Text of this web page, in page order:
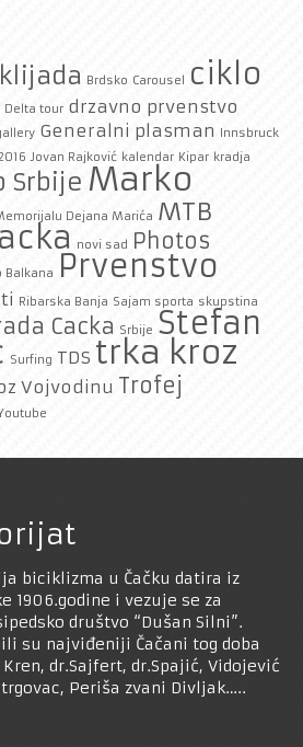
Brdsko Carousel ciklo
Delta tour drzavno prvenstvo
Generalni plasman
Innsbruck
Jovan Rajković kalendar Kipar kradja
Srbije Marko
Dejana Marića MTB
novi sad
Photos
Balkana Prvenstvo
Ribarska Banja Sajam sporta skupstina
Cacka Srbije Stefan
Surfing TDS trka kroz
Vojvodinu Trofej
biciklizma u Čačku datira iz
1906.godine i vezuje se za
društvo “Dušan Silni”.
su najviđeniji Čačani tog doba
dr.Sajfert, dr.Spajić, Vidojević
Periša zvani Divljak…..